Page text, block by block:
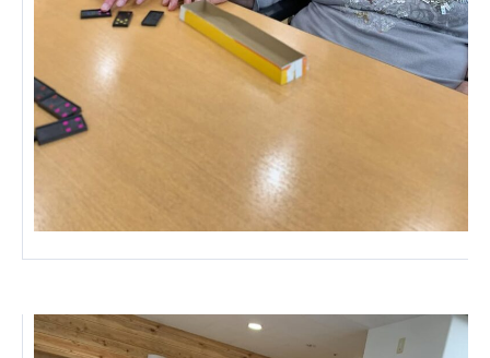
特定非営利活動法人共生フォーラム
一般社団法人フードラボジャパン
特定非営利活動法人日本医療福祉機構
株式会社アメックファーマシー
株式会社 G.com R＆M
海外
美迪克（上海）商务咨询有限公司